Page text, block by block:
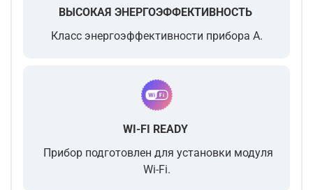
ВЫСОКАЯ ЭНЕРГОЭФФЕКТИВНОСТЬ
Класс энергоэффективности прибора A.
WI-FI READY
Прибор подготовлен для установки модуля
Wi-Fi.